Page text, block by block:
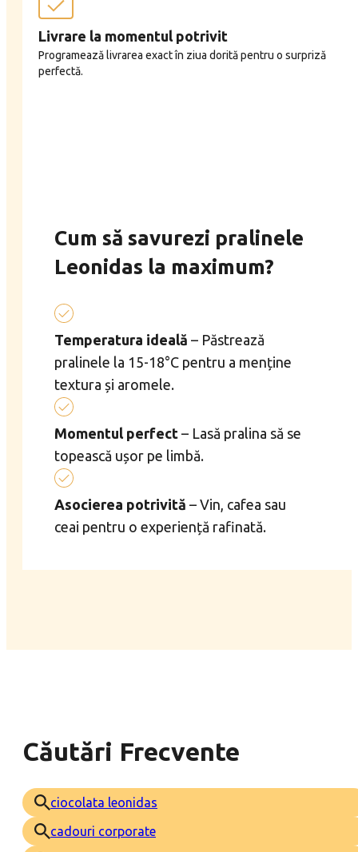
Livrare la momentul potrivit
Programează livrarea exact în ziua dorită pentru o surpriză
perfectă.
Cum să savurezi pralinele
Leonidas la maximum?
Temperatura ideală – Păstrează
pralinele la 15-18°C pentru a menține
textura și aromele.
Momentul perfect – Lasă pralina să se
topească ușor pe limbă.
Asocierea potrivită – Vin, cafea sau
ceai pentru o experiență rafinată.
Căutări Frecvente
ciocolata leonidas
cadouri corporate